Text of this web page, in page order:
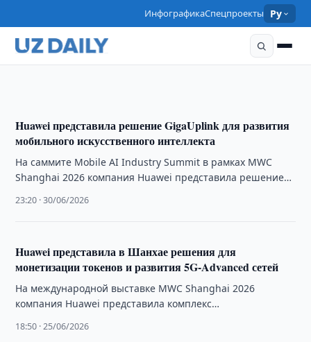
ИнфографикаСпецпроекты Ру
От голоса к искусственному интеллекту: как
меняется мобильная связь
Huawei представила решение GigaUplink для развития
мобильного искусственного интеллекта
На саммите Mobile AI Industry Summit в рамках MWC
Shanghai 2026 компания Huawei представила решение
эффективности …
23:20 · 30/06/2026
Huawei представила в Шанхае решения для
монетизации токенов и развития 5G-Advanced сетей
На международной выставке MWC Shanghai 2026
компания Huawei представила комплекс
интеграцию сервисов, сетевой инфраструктуры и
18:50 · 25/06/2026